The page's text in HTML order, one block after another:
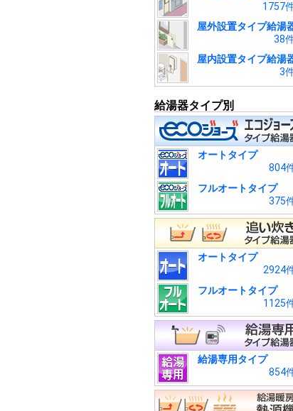
1757
屋外設置タイプ給湯
38
屋内設置タイプ給湯
3
給湯器タイプ別
オートタイプ
804
フルオートタイプ
375
オートタイプ
2924
フルオートタイプ
1125
給湯専用タイプ
854